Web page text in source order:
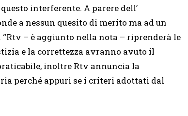
interferente. A parere dell’
a nessun quesito di merito ma ad un
– è aggiunto nella nota – riprenderà le
e la correttezza avranno avuto il
inoltre Rtv annuncia la
perché appuri se i criteri adottati dal